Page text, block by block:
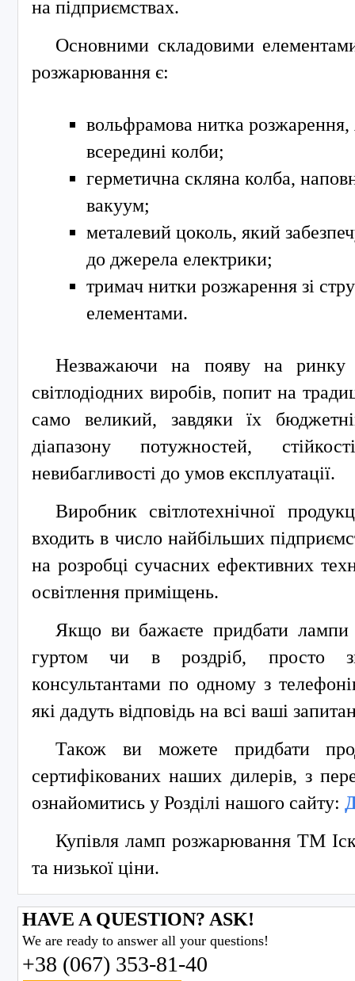
на підприємствах.
Основними складовими
розжарювання є:
вольфрамова нитка розжарення,
всередині колби;
герметична скляна колба,
вакуум;
металевий цоколь, який
до джерела електрики;
тримач нитки розжарення зі
елементами.
Незважаючи на появу на ринку
світлодіодних виробів, попит на
само великий, завдяки їх
діапазону потужностей,
невибагливості до умов експлуатації.
Виробник світлотехнічної
входить в число найбільших
на розробці сучасних ефективних
освітлення приміщень.
Якщо ви бажаєте придбати
гуртом чи в роздріб, просто
консультантами по одному з
які дадуть відповідь на всі ваші
Також ви можете придбати
сертифікованих наших дилерів, з
ознайомитись у Розділі нашого сайту:
Купівля ламп розжарювання ТМ
та низької ціни.
HAVE A QUESTION? ASK!
We are ready to answer all your questions!
+38 (067) 353-81-40